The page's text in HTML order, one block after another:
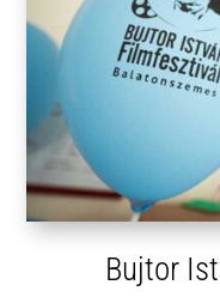
Bujtor